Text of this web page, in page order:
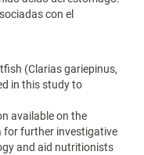
con el
(Clarias gariepinus,
in this study to
available on the
for further investigative
and aid nutritionists